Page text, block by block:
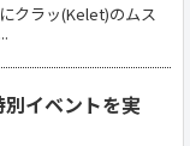
クラッ(Kelet)のムス
イベントを実